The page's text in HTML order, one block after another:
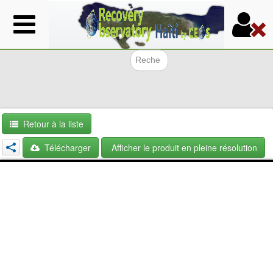
Aller
au
contenu
Retour à la liste
Télécharger
Afficher le produit en pleine résolution